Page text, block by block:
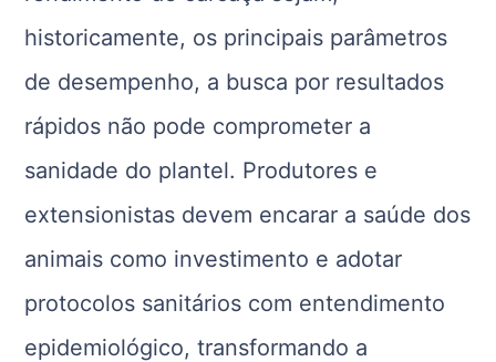
historicamente, os principais parâmetros
de desempenho, a busca por resultados
rápidos não pode comprometer a
sanidade do plantel. Produtores e
extensionistas devem encarar a saúde dos
animais como investimento e adotar
protocolos sanitários com entendimento
epidemiológico, transformando a